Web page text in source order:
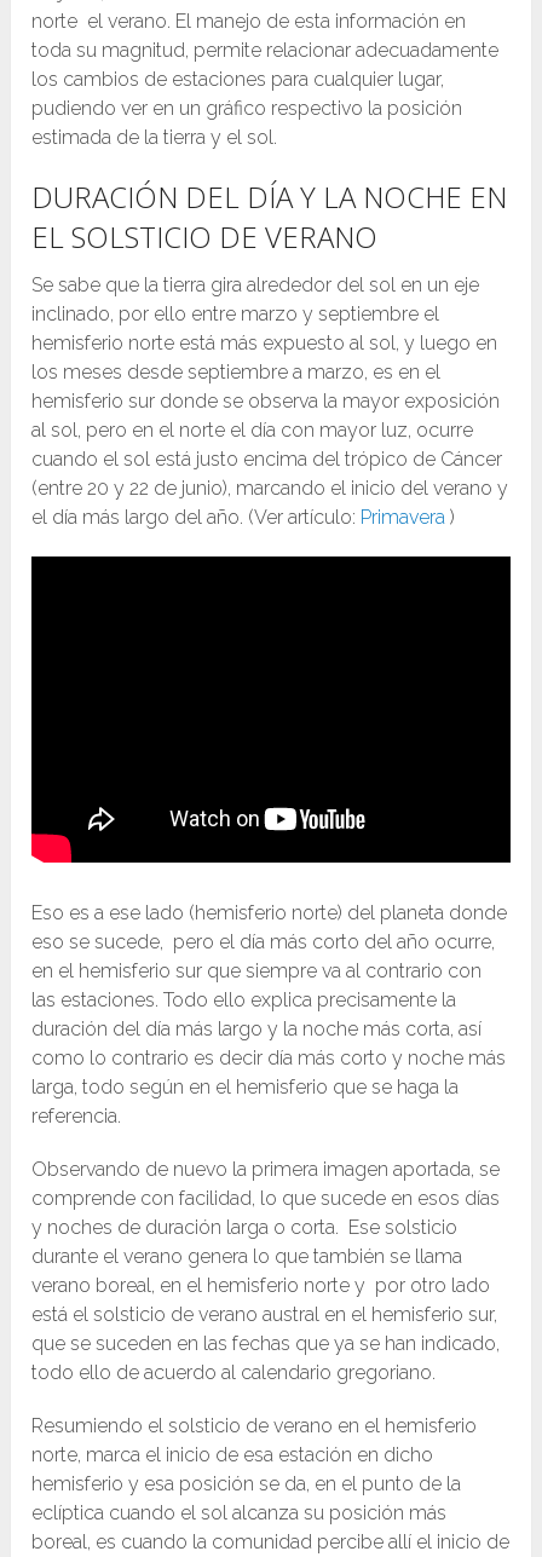
norte el verano. El manejo de esta información en
toda su magnitud, permite relacionar adecuadamente
los cambios de estaciones para cualquier lugar,
pudiendo ver en un gráfico respectivo la posición
estimada de la tierra y el sol.
DURACIÓN DEL DÍA Y LA NOCHE EN
EL SOLSTICIO DE VERANO
Se sabe que la tierra gira alrededor del sol en un eje
inclinado, por ello entre marzo y septiembre el
hemisferio norte está más expuesto al sol, y luego en
los meses desde septiembre a marzo, es en el
hemisferio sur donde se observa la mayor exposición
al sol, pero en el norte el día con mayor luz, ocurre
cuando el sol está justo encima del trópico de Cáncer
(entre 20 y 22 de junio), marcando el inicio del verano y
el día más largo del año. (Ver artículo: Primavera )
Eso es a ese lado (hemisferio norte) del planeta donde
eso se sucede, pero el día más corto del año ocurre,
en el hemisferio sur que siempre va al contrario con
las estaciones. Todo ello explica precisamente la
duración del día más largo y la noche más corta, así
como lo contrario es decir día más corto y noche más
larga, todo según en el hemisferio que se haga la
referencia.
Observando de nuevo la primera imagen aportada, se
comprende con facilidad, lo que sucede en esos días
y noches de duración larga o corta. Ese solsticio
durante el verano genera lo que también se llama
verano boreal, en el hemisferio norte y por otro lado
está el solsticio de verano austral en el hemisferio sur,
que se suceden en las fechas que ya se han indicado,
todo ello de acuerdo al calendario gregoriano.
Resumiendo el solsticio de verano en el hemisferio
norte, marca el inicio de esa estación en dicho
hemisferio y esa posición se da, en el punto de la
eclíptica cuando el sol alcanza su posición más
boreal, es cuando la comunidad percibe allí el inicio de